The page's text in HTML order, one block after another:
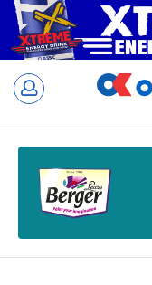
Skip